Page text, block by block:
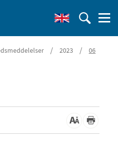
/ 2023 / 06